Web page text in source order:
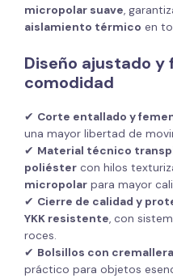
micropolar suave,
aislamiento térmico en
Diseño ajustado y
comodidad
✔ Corte entallado y
una mayor libertad de
✔ Material técnico
poliéster con hilos
micropolar para mayor
✔ Cierre de calidad y
YKK resistente, con
roces.
✔ Bolsillos con cremallera
práctico para objetos